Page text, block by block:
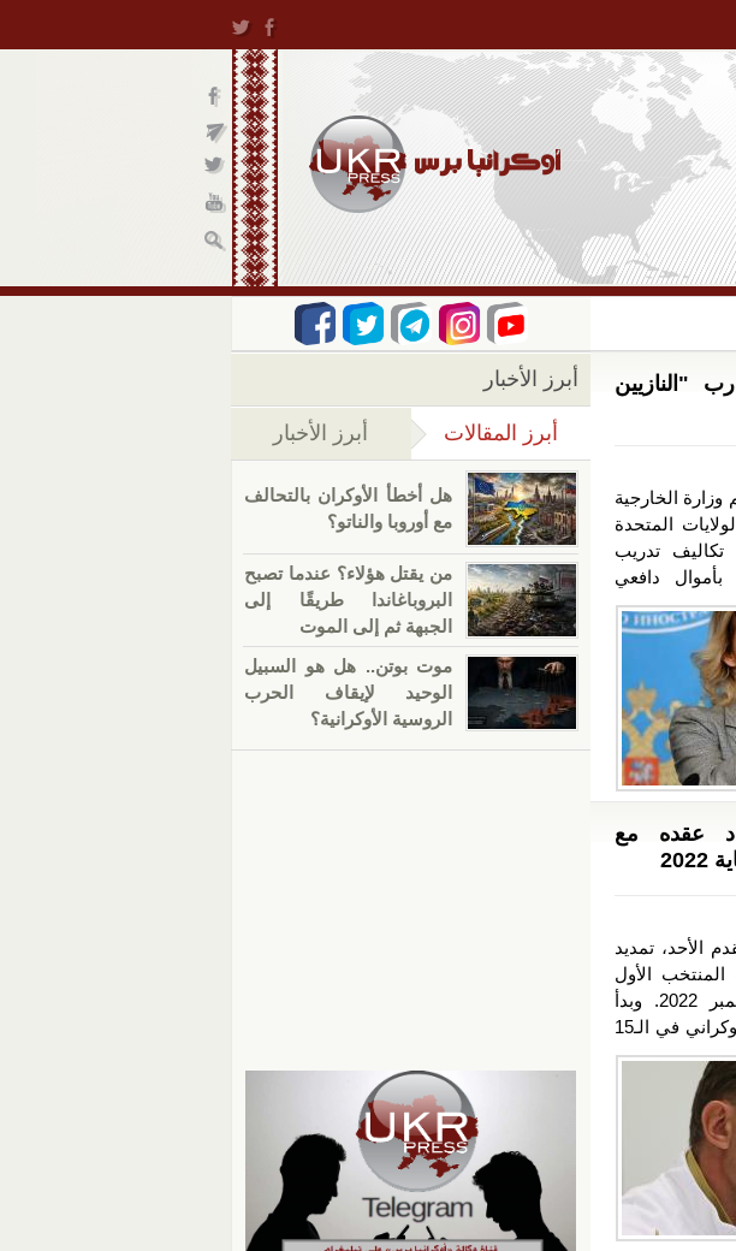
"النازيين
الخارجية
المتحدة
تكاليف تدريب
بأموال دافعي
عقده مع
الأحد، تمديد
الأول
لعامين ونصف حتى 31 ديسمبر 2022. وبدأ
شيفتشينكو تدريب المنتخب الأوكراني في الـ15
أبرز الأخبار
أبرز المقالات (علامة التبويب النشطة)
أبرز الأخبار
هل أخطأ الأوكران بالتحالف
مع أوروبا والناتو؟
من يقتل هؤلاء؟ عندما تصبح
البروباغاندا طريقًا إلى
الجبهة ثم إلى الموت
موت بوتن.. هل هو السبيل
الوحيد لإيقاف الحرب
الروسية الأوكرانية؟